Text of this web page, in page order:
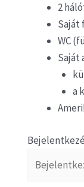
2
Saját
WC
Saját
a